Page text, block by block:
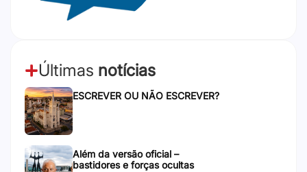
Últimas notícias
ESCREVER OU NÃO ESCREVER?
Além da versão oficial –
bastidores e forças ocultas